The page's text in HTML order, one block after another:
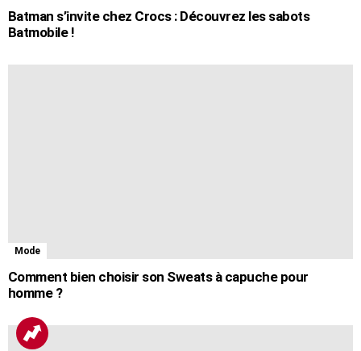
Batman s’invite chez Crocs : Découvrez les sabots
Batmobile !
Mode
Comment bien choisir son Sweats à capuche pour
homme ?